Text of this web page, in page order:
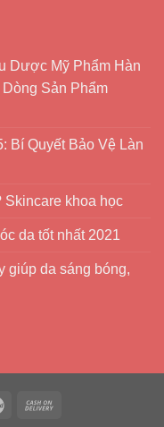
Dược Mỹ Phẩm Hàn
Sản Phẩm
Bí Quyết Bảo Vệ Làn
Skincare khoa học
da tốt nhất 2021
giúp da sáng bóng,